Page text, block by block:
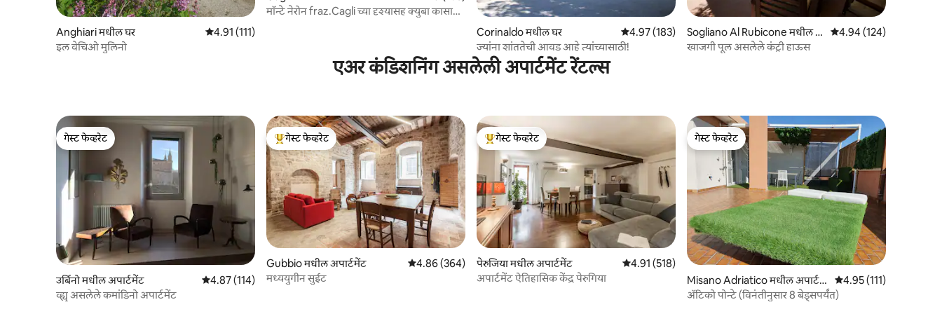
Anghiari मधील घर 5 पैकी 4.91 सरासरी रेटिंग, 111 रिव्ह्यूज
4.91 (111)
इल वेचिओ मुलिनो
मॉन्टे नेरोन fraz.Cagli च्या दृश्यासह क्युबा कासा
Corinaldo मधील घर 5 पैकी 4.97 सरासरी रेटिंग, 183 रिव्ह्यूज
4.97 (183)
ज्यांना शांततेची आवड आहे त्यांच्यासाठी!
Sogliano Al Rubicone मधील घ
र
5 पैकी 4.94 सरासरी रेटिंग,
4.94 (124)
खाजगी पूल असलेले कंट्री हाऊस
एअर कंडिशनिंग असलेली अपार्टमेंट रेंटल्स
गेस्ट फेव्हरेट
गेस्ट फेव्हरेट
उर्बिनो मधील अपार्टमेंट 5 पैकी 4.87 सरासरी रेटिंग, 114 रिव्ह्यूज
4.87 (114)
व्ह्यू असलेले कमांडिनो अपार्टमेंट
टॉप गेस्ट फेव्हरेट
गेस्ट फेव्हरेट
Gubbio मधील अपार्टमेंट 5 पैकी 4.86 सरासरी रेटिंग, 364 रिव्ह्यूज
4.86 (364)
मध्ययुगीन सुईट
टॉप गेस्ट फेव्हरेट
गेस्ट फेव्हरेट
पेरुजिया मधील अपार्टमेंट 5 पैकी 4.91 सरासरी रेटिंग, 518 रिव्ह्यूज
4.91 (518)
अपार्टमेंट ऐतिहासिक केंद्र पेरुगिया
गेस्ट फेव्हरेट
गेस्ट फेव्हरेट
Misano Adriatico मधील अपार्ट
मेंट
5 पैकी 4.95 सरासरी रेटिंग,
4.95 (111)
ॲटिको पोन्टे (विनंतीनुसार 8 बेड्सपर्यंत)